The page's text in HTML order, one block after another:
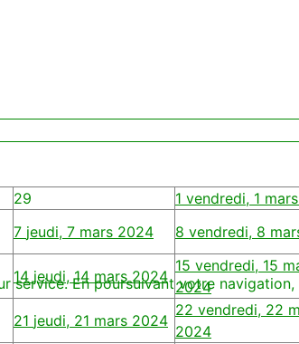
29 1 vendredi, 1
7 jeudi, 7 mars 2024 8 vendredi, 8
14 jeudi, 14 mars 2024
15 vendredi, 15
2024
21 jeudi, 21 mars 2024
22 vendredi, 22
2024
En poursuivant votre